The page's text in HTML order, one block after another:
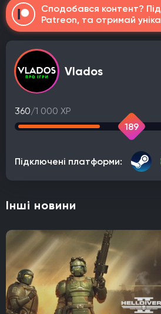
Сподобався контент?
Patreon, та отримай
Vlados
360/1 000 XP
189
Підключені платформи:
Інші новини